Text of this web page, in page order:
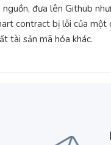
đưa lên Github
contract bị lỗi của
tài sản mã hóa khác.